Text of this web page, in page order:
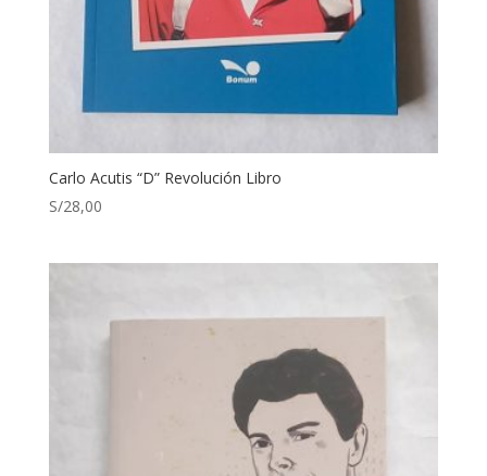
Carlo Acutis “D” Revolución Libro
S/28,00